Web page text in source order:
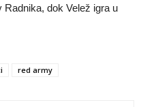
Radnika, dok Velež igra u
red army